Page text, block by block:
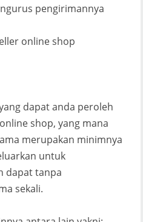
pengirimannya
online shop
dapat anda peroleh
shop, yang mana
merupakan minimnya
untuk
dapat tanpa
sekali.